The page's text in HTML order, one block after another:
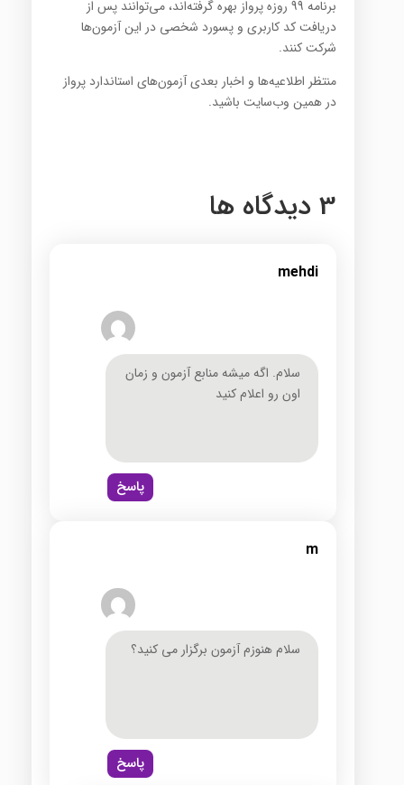
برنامه 99 روزه پرواز بهره گرفته‌اند، می‌توانند پس از
دریافت کد کاربری و پسورد شخصی در این آزمون‌ها
شرکت کنند.
منتظر اطلاعیه‌ها و اخبار بعدی آزمون‌های استاندارد پرواز
در همین وب‌سایت باشید.
3 دیدگاه ها
mehdi
سلام. اگه میشه منابع آزمون و زمان
اون رو اعلام کنید
پاسخ
m
سلام هنوزم آزمون برگزار می کنید؟
پاسخ